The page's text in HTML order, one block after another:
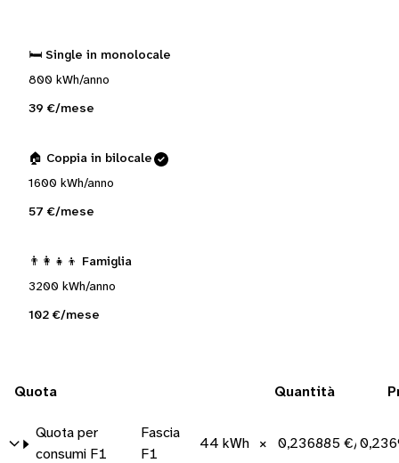
🛏️ Single in monolocale
800 kWh/anno
39 €/mese
🏠 Coppia in bilocale
1600 kWh/anno
57 €/mese
👨‍👩‍👧‍👦 Famiglia
3200 kWh/anno
102 €/mese
Quota Quantità
Quota per
consumi F1
Fascia
F1
44 kWh × 0,236885 €/kWh